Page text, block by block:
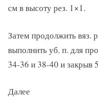
см в высоту рез. 1×1.
Затем продолжить вяз.
выполнить уб. п. для
34-36 и 38-40 и закрыв
Далее